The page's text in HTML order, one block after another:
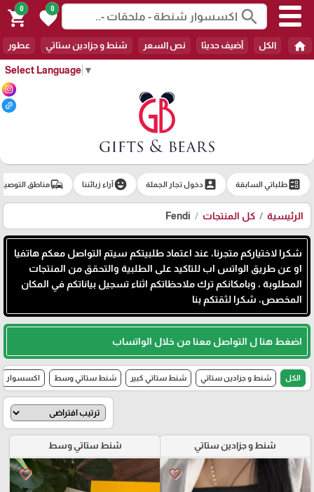
Select Language ▼
search
0
favorite
0
shopping_cart
home الكل آضيف حديثا نص السعر شنط و جزادين ستاتي عطور
ballotطلباتي السابقة account_boxدخول تجار الجملة emoji_emotionsآراء زبائننا commuteمناطق
الرئيسية كل المنتجات Fendi
شكرا لاختياركم متجرنا، عند اعتماد طلبيتكم سيتم التواصل معكم هاتفيا
او عن طريق الواتس اب للتاكيد على الطلبية والتحقق من المنتجات
المطلوبة ، وبامكانكم ترك ملاحظاتكم اثناء تسجيل بياناتكم في المكان
المخصص، شكرا لثقتكم بنا
اضغط هنا ل التواصل معنا من خلال الواتساب
الكل شنط و جزادين ستاتي شنط ستاتي كبير شنط ستاتي وسط اكسسوار
شنط و جزادين ستاتي
favorite_border
شنط ستاتي وسط
favorite_border